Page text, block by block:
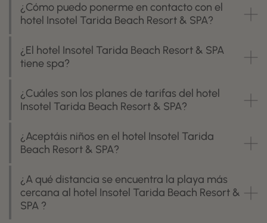
¿Cómo puedo ponerme en contacto con el
hotel Insotel Tarida Beach Resort & SPA?
¿El hotel Insotel Tarida Beach Resort & SPA
tiene spa?
¿Cuáles son los planes de tarifas del hotel
Insotel Tarida Beach Resort & SPA?
¿Aceptáis niños en el hotel Insotel Tarida
Beach Resort & SPA?
¿A qué distancia se encuentra la playa más
cercana al hotel Insotel Tarida Beach Resort &
SPA ?